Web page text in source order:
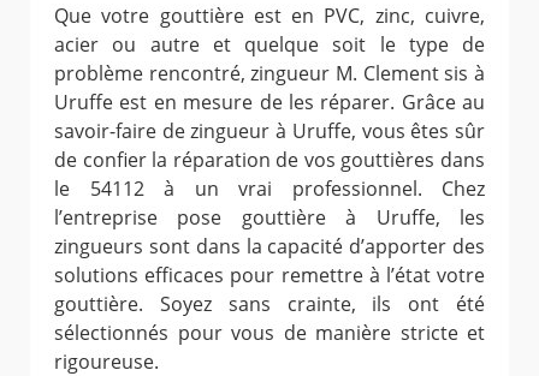
Que votre gouttière est en PVC, zinc, cuivre,
acier ou autre et quelque soit le type de
problème rencontré, zingueur M. Clement sis à
Uruffe est en mesure de les réparer. Grâce au
savoir-faire de zingueur à Uruffe, vous êtes sûr
de confier la réparation de vos gouttières dans
le 54112 à un vrai professionnel. Chez
l’entreprise pose gouttière à Uruffe, les
zingueurs sont dans la capacité d’apporter des
solutions efficaces pour remettre à l’état votre
gouttière. Soyez sans crainte, ils ont été
sélectionnés pour vous de manière stricte et
rigoureuse.